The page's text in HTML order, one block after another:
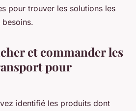
pour trouver les solutions les
et commander les
pour
identifié les produits dont